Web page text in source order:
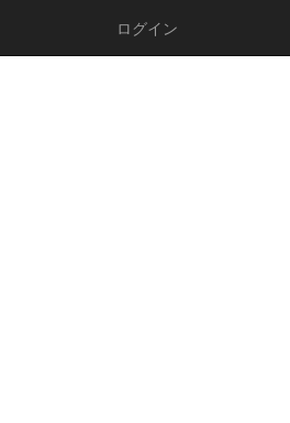
ログイン